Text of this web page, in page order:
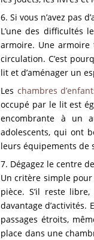
6. Si vous n’avez pas
L’une des difficultés
armoire. Une
circulation. C’est
lit et d’aménager un
Les chambres
occupé par le lit est
encombrante à un
adolescents, qui ont
leurs équipements de
7. Dégagez le centre
Un critère simple pour
pièce. S’il reste
davantage d’activités.
passages étroits,
place dans une